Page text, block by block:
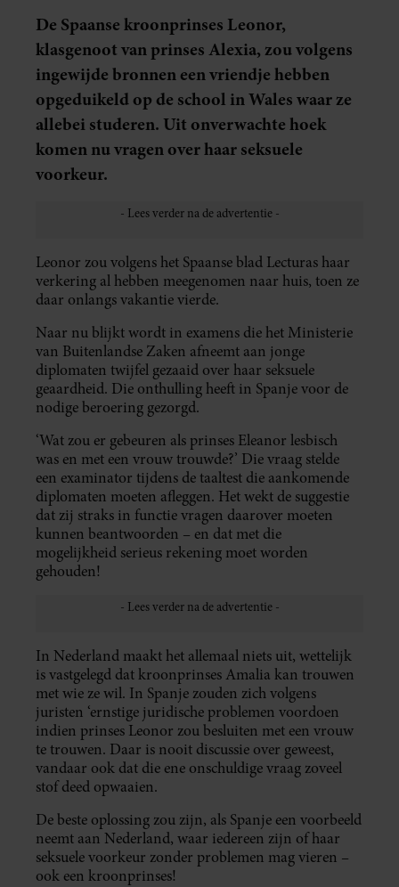
De Spaanse kroonprinses Leonor,
klasgenoot van prinses Alexia, zou volgens
ingewijde bronnen een vriendje hebben
opgeduikeld op de school in Wales waar ze
allebei studeren. Uit onverwachte hoek
komen nu vragen over haar seksuele
voorkeur.
Leonor zou volgens het Spaanse blad Lecturas haar
verkering al hebben meegenomen naar huis, toen ze
daar onlangs vakantie vierde.
Naar nu blijkt wordt in examens die het Ministerie
van Buitenlandse Zaken afneemt aan jonge
diplomaten twijfel gezaaid over haar seksuele
geaardheid. Die onthulling heeft in Spanje voor de
nodige beroering gezorgd.
‘Wat zou er gebeuren als prinses Eleanor lesbisch
was en met een vrouw trouwde?’ Die vraag stelde
een examinator tijdens de taaltest die aankomende
diplomaten moeten afleggen. Het wekt de suggestie
dat zij straks in functie vragen daarover moeten
kunnen beantwoorden – en dat met die
mogelijkheid serieus rekening moet worden
gehouden!
In Nederland maakt het allemaal niets uit, wettelijk
is vastgelegd dat kroonprinses Amalia kan trouwen
met wie ze wil. In Spanje zouden zich volgens
juristen ‘ernstige juridische problemen voordoen
indien prinses Leonor zou besluiten met een vrouw
te trouwen. Daar is nooit discussie over geweest,
vandaar ook dat die ene onschuldige vraag zoveel
stof deed opwaaien.
De beste oplossing zou zijn, als Spanje een voorbeeld
neemt aan Nederland, waar iedereen zijn of haar
seksuele voorkeur zonder problemen mag vieren –
ook een kroonprinses!